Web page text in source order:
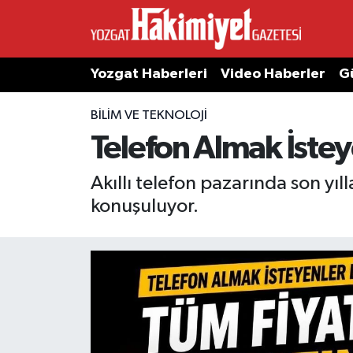
Yozgat Haberleri Video Haberler
BILIM VE TEKNOLOJI
Telefon Almak
Akıllı telefon pazarında son
konuşuluyor.